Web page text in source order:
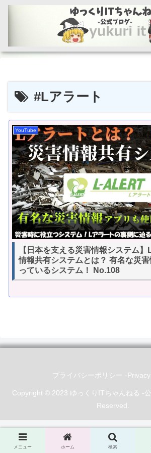
#Lアラート
YouTube
【日本を支える災害情報システム
情報共有システムとは？ 有名な災
っているシステム！ No.108
プライバシーポリシー -
Copyright © 2023 ゆっくりITちゃんねる -
Reserved.
メニュー ホーム 検索